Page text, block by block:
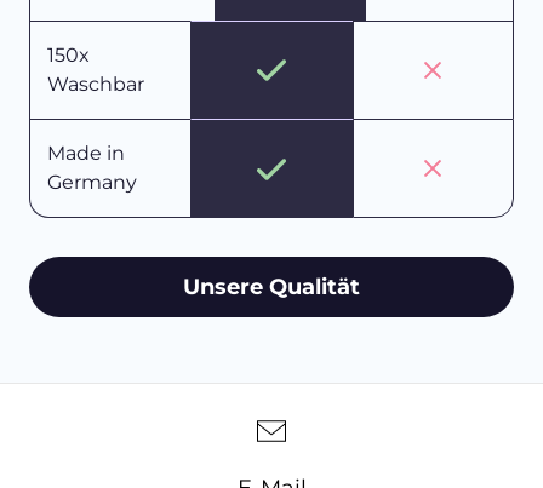
150x
Waschbar
Made in
Germany
Unsere Qualität